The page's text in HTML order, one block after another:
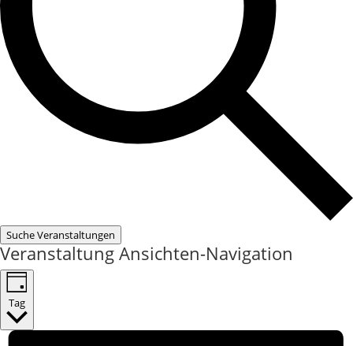
Suche Veranstaltungen
Veranstaltung Ansichten-Navigation
Tag